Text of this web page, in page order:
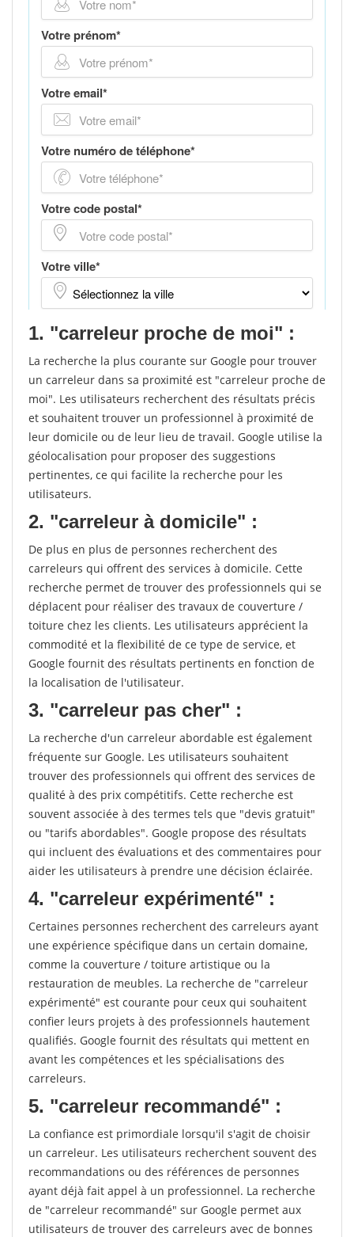
1. "carreleur proche de moi" :
La recherche la plus courante sur Google pour trouver
un carreleur dans sa proximité est "carreleur proche de
moi". Les utilisateurs recherchent des résultats précis
et souhaitent trouver un professionnel à proximité de
leur domicile ou de leur lieu de travail. Google utilise la
géolocalisation pour proposer des suggestions
pertinentes, ce qui facilite la recherche pour les
utilisateurs.
2. "carreleur à domicile" :
De plus en plus de personnes recherchent des
carreleurs qui offrent des services à domicile. Cette
recherche permet de trouver des professionnels qui se
déplacent pour réaliser des travaux de couverture /
toiture chez les clients. Les utilisateurs apprécient la
commodité et la flexibilité de ce type de service, et
Google fournit des résultats pertinents en fonction de
la localisation de l'utilisateur.
3. "carreleur pas cher" :
La recherche d'un carreleur abordable est également
fréquente sur Google. Les utilisateurs souhaitent
trouver des professionnels qui offrent des services de
qualité à des prix compétitifs. Cette recherche est
souvent associée à des termes tels que "devis gratuit"
ou "tarifs abordables". Google propose des résultats
qui incluent des évaluations et des commentaires pour
aider les utilisateurs à prendre une décision éclairée.
4. "carreleur expérimenté" :
Certaines personnes recherchent des carreleurs ayant
une expérience spécifique dans un certain domaine,
comme la couverture / toiture artistique ou la
restauration de meubles. La recherche de "carreleur
expérimenté" est courante pour ceux qui souhaitent
confier leurs projets à des professionnels hautement
qualifiés. Google fournit des résultats qui mettent en
avant les compétences et les spécialisations des
carreleurs.
5. "carreleur recommandé" :
La confiance est primordiale lorsqu'il s'agit de choisir
un carreleur. Les utilisateurs recherchent souvent des
recommandations ou des références de personnes
ayant déjà fait appel à un professionnel. La recherche
de "carreleur recommandé" sur Google permet aux
utilisateurs de trouver des carreleurs avec de bonnes